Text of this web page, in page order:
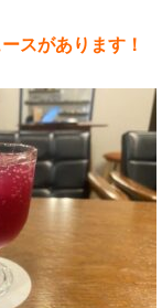
スがあります！